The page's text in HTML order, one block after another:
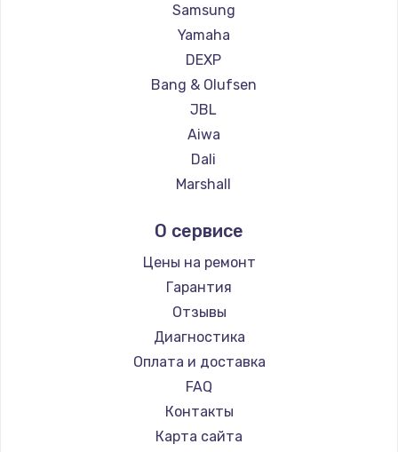
Замена температурного датчика
2500 руб.
Заказать
Замена электроконфорки
1300 руб.
Заказать
Техобслуживание
900 руб.
Заказать
Установка / подключение / демонтаж
1300 руб.
Заказать
Прошивка
Samsung
Yamaha
DEXP
Bang & Olufsen
JBL
Aiwa
Dali
Marshall
О сервисе
Цены на ремонт
Гарантия
Отзывы
Диагностика
Оплата и доставка
FAQ
Контакты
Карта сайта